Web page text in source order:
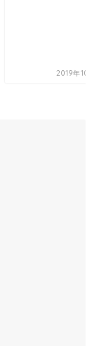
2019年10